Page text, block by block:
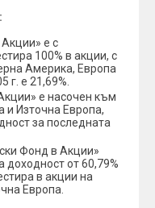
е с
100% в акции, с
Америка, Европа
г. е 21,69%.
е насочен към
и Източна Европа,
за последната
Фонд в Акции»
доходност от 60,79%
в акции на
Европа.